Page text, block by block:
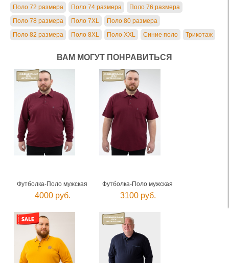
Поло 72 размера
Поло 74 размера
Поло 76 размера
Поло 78 размера
Поло 7XL
Поло 80 размера
Поло 82 размера
Поло 8XL Поло XXL Синие поло Трикотаж
ВАМ МОГУТ ПОНРАВИТЬСЯ
Футболка-Поло мужская
4000 руб.
Футболка-Поло мужская
3100 руб.